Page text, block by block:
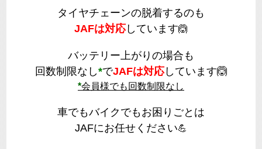
タイヤチェーンの脱着するのも
JAFは対応しています🙆
バッテリー上がりの場合も
回数制限なし*でJAFは対応しています🙆
*会員様でも回数制限なし
車でもバイクでもお困りごとは
JAFにお任せください💪